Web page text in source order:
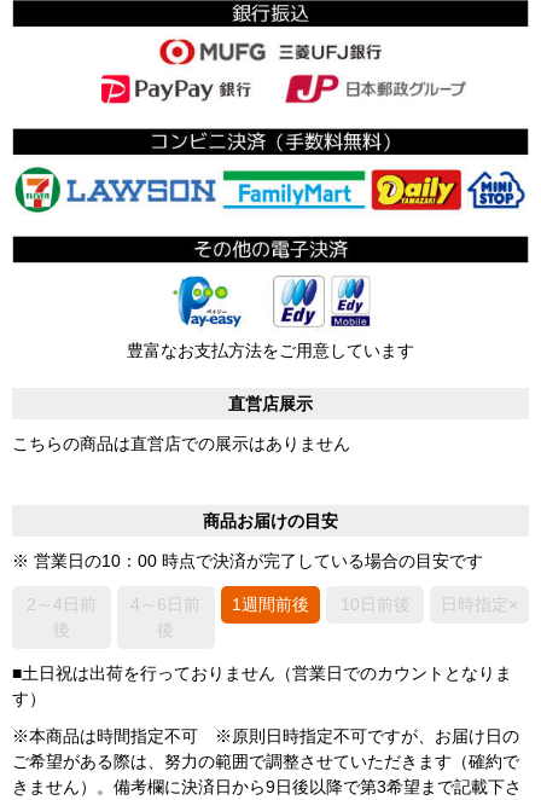
豊富なお支払方法をご用意しています
直営店展示
こちらの商品は直営店での展示はありません
商品お届けの目安
※ 営業日の10：00 時点で決済が完了している場合の目安です
2～4日前
後
4～6日前
後
1週間前後 10日前後 日時指定×
■土日祝は出荷を行っておりません（営業日でのカウントとなりま
す）
※本商品は時間指定不可 ※原則日時指定不可ですが、お届け日の
ご希望がある際は、努力の範囲で調整させていただきます（確約で
きません）。備考欄に決済日から9日後以降で第3希望まで記載下さ